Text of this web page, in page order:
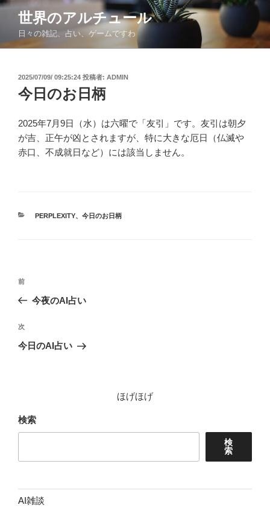
コ
ン
世界のアルチュール
日々の雑記、占い、ゲームですわ
投
稿
日:
2025/07/09/ 09:25:24 投稿者: ADMIN
今日のお日柄
2025年7月9日（水）は六曜で「友引」です。友引は朝夕
が吉、正午が凶とされますが、特に大きな厄日（仏滅や
赤口、不成就日など）には該当しません。
カ
PERPLEXITY、 今日のお日柄
投
ビ
ゲ
前
の
稿
前
今夜のAI占い
次
の
次
今日のAI占い
ほげほげ
検索
検
索
AI雑談